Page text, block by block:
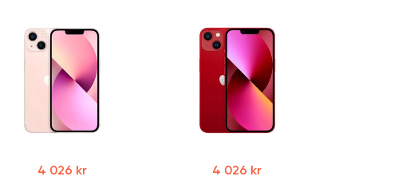
4 026 kr 4 026 kr